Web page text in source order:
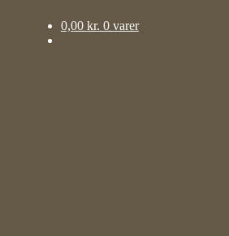
0,00 kr. 0 varer